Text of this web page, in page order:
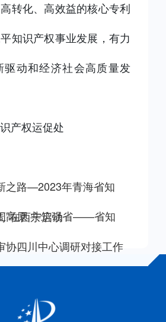
转化、高效益的核心专利
知识产权事业发展，有力
驱动和经济社会高质量发
产权运促处
之路—2023年青海省知
”在西宁启动
高原 共筑强省——省知
协四川中心调研对接工作